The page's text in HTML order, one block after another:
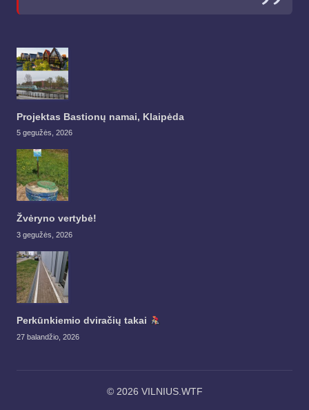
Projektas Bastionų namai, Klaipėda
5 gegužės, 2026
Žvėryno vertybė!
3 gegužės, 2026
Perkūnkiemio dviračių takai
27 balandžio, 2026
© 2026 VILNIUS.WTF